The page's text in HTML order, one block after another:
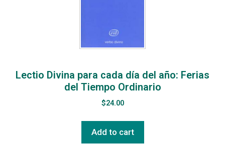
Lectio Divina para cada día del año: Ferias
del Tiempo Ordinario
$24.00
Add to cart